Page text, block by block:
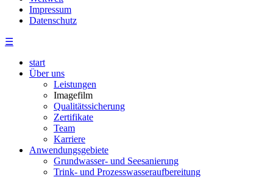
Impressum
Datenschutz
☰
start
Über uns
Leistungen
Imagefilm
Qualitätssicherung
Zertifikate
Team
Karriere
Anwendungsgebiete
Grundwasser- und Seesanierung
Trink- und Prozesswasseraufbereitung